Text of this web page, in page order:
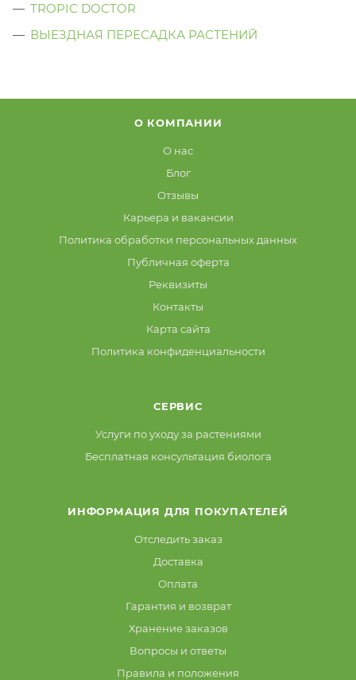
TROPIC DOCTOR
ВЫЕЗДНАЯ ПЕРЕСАДКА РАСТЕНИЙ
О КОМПАНИИ
О нас
Блог
Отзывы
Карьера и вакансии
Политика обработки персональных данных
Публичная оферта
Реквизиты
Контакты
Карта сайта
Политика конфиденциальности
СЕРВИС
Услуги по уходу за растениями
Бесплатная консультация биолога
ИНФОРМАЦИЯ ДЛЯ ПОКУПАТЕЛЕЙ
Отследить заказ
Доставка
Оплата
Гарантия и возврат
Хранение заказов
Вопросы и ответы
Правила и положения